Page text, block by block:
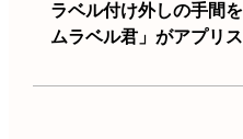
ラベル付け外しの手間
ムラベル君」がアプリ